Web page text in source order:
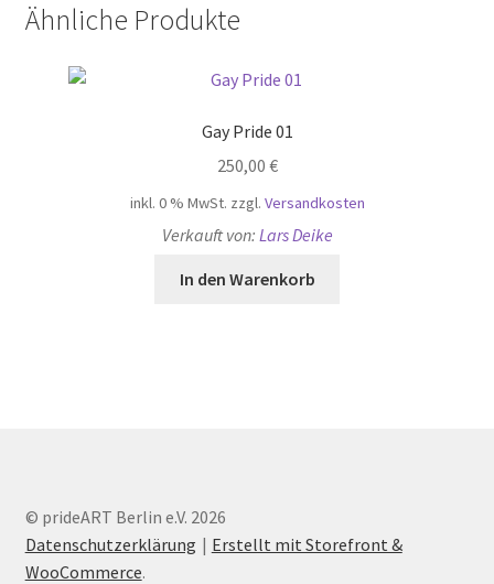
Ähnliche Produkte
Gay Pride 01
250,00 €
inkl. 0 % MwSt. zzgl. Versandkosten
Verkauft von: Lars Deike
In den Warenkorb
© prideART Berlin e.V. 2026
Datenschutzerklärung
Erstellt mit Storefront &
WooCommerce.